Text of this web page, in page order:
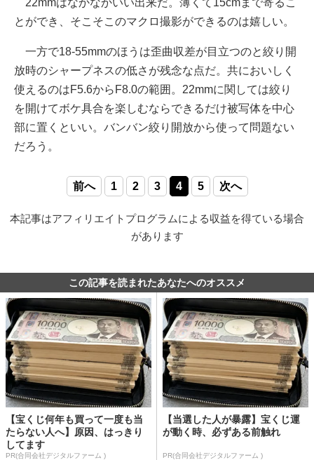
とができ、そこそこのマクロ撮影ができるのは嬉しい。
一方で18-55mmのほうは歪曲収差が目立つのと絞り開
放時のシャープネスの低さが残念な点だ。共においしく
使えるのはF5.6からF8.0の範囲。22mmに関しては絞り
を開けてボケ具合を楽しむならできるだけ被写体を中心
部に置くといい。バンバン絞り開放から使って問題ない
だろう。
前へ 1 2 3 4 5 次へ
本記事はアフィリエイトプログラムによる収益を得ている場合
があります
この記事を読まれたあなたへのオススメ
【宝くじ何年も買って一度も当
たらない人へ】原因、はっきり
してます
PR(合同会社デジタルファーム )
【当選した人が暴露】宝くじ運
が動く時、必ずある前触れ
PR(合同会社デジタルファーム )